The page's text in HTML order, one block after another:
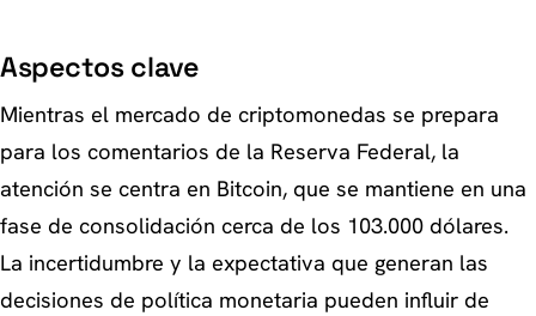
Aspectos clave
Mientras el mercado de criptomonedas se prepara
para los comentarios de la Reserva Federal, la
atención se centra en Bitcoin, que se mantiene en una
fase de consolidación cerca de los 103.000 dólares.
La incertidumbre y la expectativa que generan las
decisiones de política monetaria pueden influir de